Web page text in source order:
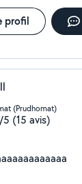
profil
(Prudhomat)
5 (15 avis)